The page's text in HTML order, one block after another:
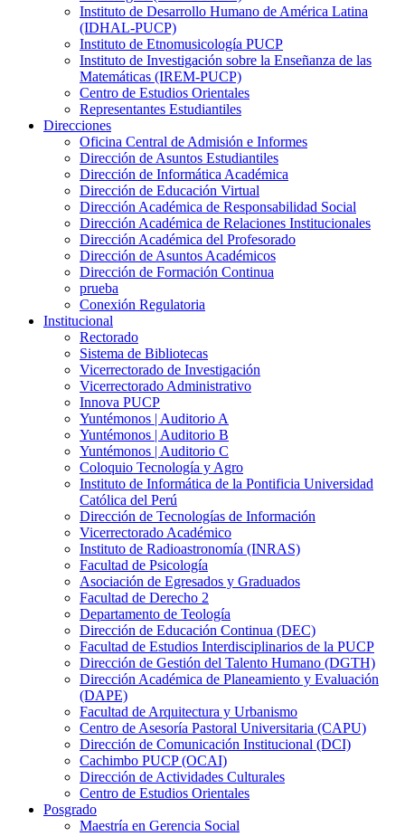
Instituto de Desarrollo Humano de América Latina
(IDHAL-PUCP)
Instituto de Etnomusicología PUCP
Instituto de Investigación sobre la Enseñanza de las
Matemáticas (IREM-PUCP)
Centro de Estudios Orientales
Representantes Estudiantiles
Direcciones
Oficina Central de Admisión e Informes
Dirección de Asuntos Estudiantiles
Dirección de Informática Académica
Dirección de Educación Virtual
Dirección Académica de Responsabilidad Social
Dirección Académica de Relaciones Institucionales
Dirección Académica del Profesorado
Dirección de Asuntos Académicos
Dirección de Formación Continua
prueba
Conexión Regulatoria
Institucional
Rectorado
Sistema de Bibliotecas
Vicerrectorado de Investigación
Vicerrectorado Administrativo
Innova PUCP
Yuntémonos | Auditorio A
Yuntémonos | Auditorio B
Yuntémonos | Auditorio C
Coloquio Tecnología y Agro
Instituto de Informática de la Pontificia Universidad
Católica del Perú
Dirección de Tecnologías de Información
Vicerrectorado Académico
Instituto de Radioastronomía (INRAS)
Facultad de Psicología
Asociación de Egresados y Graduados
Facultad de Derecho 2
Departamento de Teología
Dirección de Educación Continua (DEC)
Facultad de Estudios Interdisciplinarios de la PUCP
Dirección de Gestión del Talento Humano (DGTH)
Dirección Académica de Planeamiento y Evaluación
(DAPE)
Facultad de Arquitectura y Urbanismo
Centro de Asesoría Pastoral Universitaria (CAPU)
Dirección de Comunicación Institucional (DCI)
Cachimbo PUCP (OCAI)
Dirección de Actividades Culturales
Centro de Estudios Orientales
Posgrado
Maestría en Gerencia Social